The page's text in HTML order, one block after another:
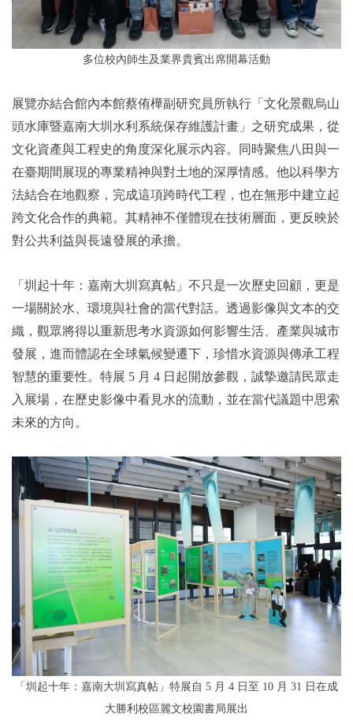
多位校內師生及業界貴賓出席開幕活動
展覽亦結合館內本館蔡侑樺副研究員所執行「文化景觀烏山
頭水庫暨嘉南大圳水利系統保存維護計畫」之研究成果，從
文化資產與工程史的角度深化展示內容。同時聚焦八田與一
在臺期間展現的專業精神與對土地的深厚情感。他以科學方
法結合在地觀察，完成這項跨時代工程，也在無形中建立起
跨文化合作的典範。其精神不僅體現在技術層面，更反映於
對公共利益與長遠發展的承擔。
「圳起十年：嘉南大圳寫真帖」不只是一次歷史回顧，更是
一場關於水、環境與社會的當代對話。透過影像與文本的交
織，觀眾將得以重新思考水資源如何影響生活、產業與城市
發展，進而體認在全球氣候變遷下，珍惜水資源與傳承工程
智慧的重要性。特展 5 月 4 日起開放參觀，誠摯邀請民眾走
入展場，在歷史影像中看見水的流動，並在當代議題中思索
未來的方向。
「圳起十年：嘉南大圳寫真帖」特展 自 5 月 4 日至 10 月 31 日在成
大勝利校區麗文校園書局展出